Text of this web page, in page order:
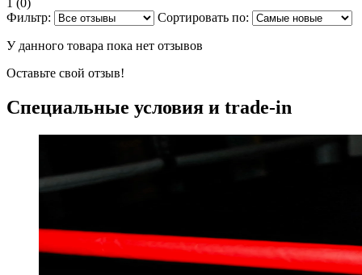
1 (0)
Фильтр:
Сортировать по:
У данного товара пока нет отзывов
Оставьте свой отзыв!
Специальные условия и trade-in